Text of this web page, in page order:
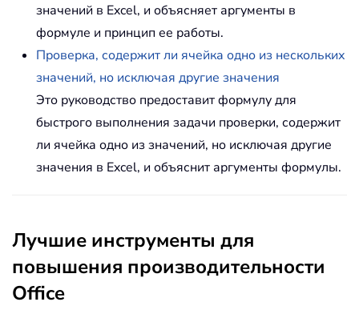
значений в Excel, и объясняет аргументы в
формуле и принцип ее работы.
Проверка, содержит ли ячейка одно из нескольких
значений, но исключая другие значения
Это руководство предоставит формулу для
быстрого выполнения задачи проверки, содержит
ли ячейка одно из значений, но исключая другие
значения в Excel, и объяснит аргументы формулы.
Лучшие инструменты для
повышения производительности
Office